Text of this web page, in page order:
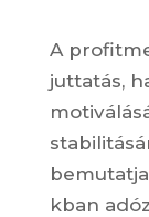
A
juttatás,
kban